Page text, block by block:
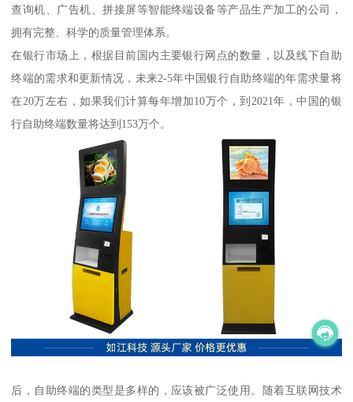
查询机、广告机、拼接屏等智能终端设备等产品生产加工的公司，
拥有完整、科学的质量管理体系。
在银行市场上，根据目前国内主要银行网点的数量，以及线下自助
终端的需求和更新情况，未来2-5年中国银行自助终端的年需求量将
在20万左右，如果我们计算每年增加10万个，到2021年，中国的银
行自助终端数量将达到153万个。
后，自助终端的类型是多样的，应该被广泛使用。随着互联网技术